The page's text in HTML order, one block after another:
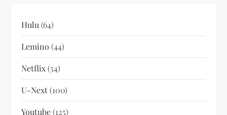
Hulu (64)
Lemino (44)
Netflix(54)
U-Next(100)
Youtube(125)